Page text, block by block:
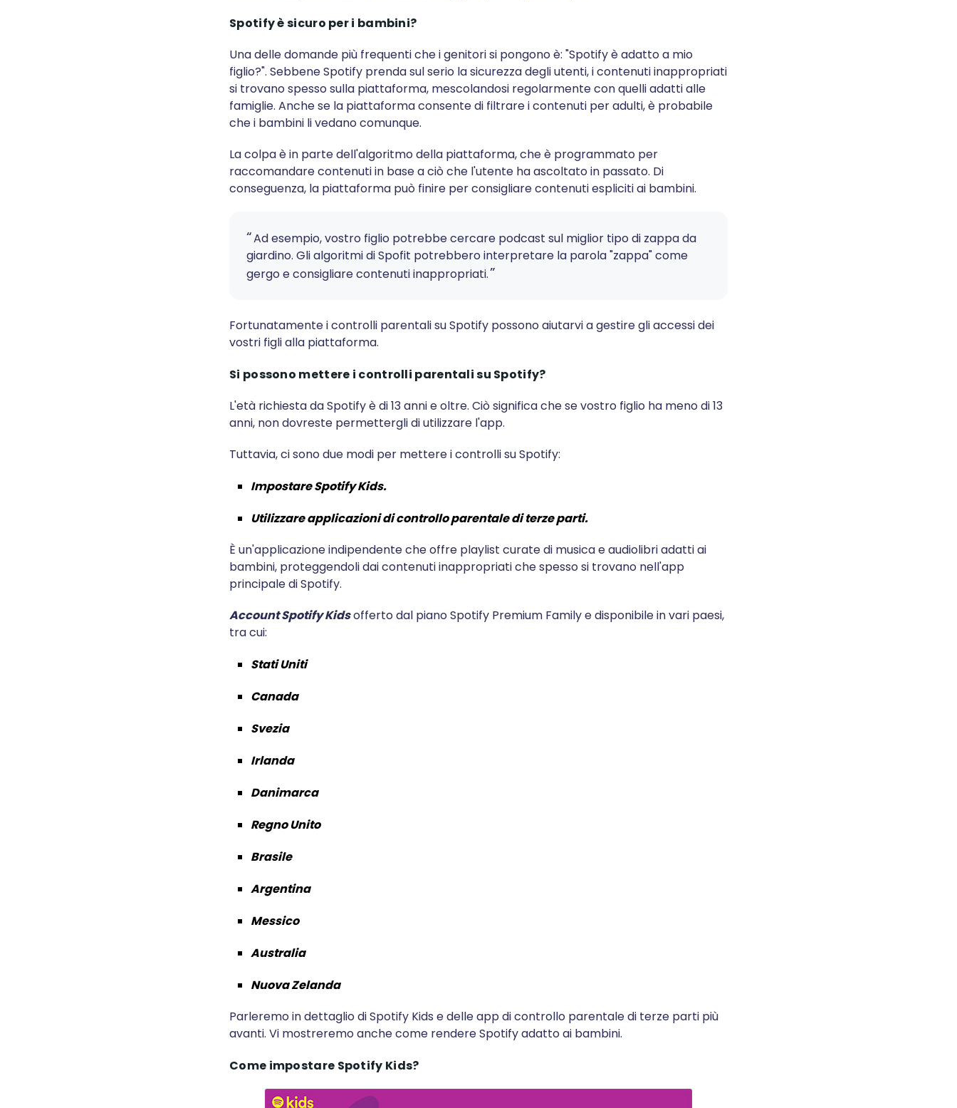
Spotify è sicuro per i bambini?
Una delle domande più frequenti che i genitori si pongono è: "Spotify è adatto a mio
figlio?". Sebbene Spotify prenda sul serio la sicurezza degli utenti, i contenuti inappropriati
si trovano spesso sulla piattaforma, mescolandosi regolarmente con quelli adatti alle
famiglie. Anche se la piattaforma consente di filtrare i contenuti per adulti, è probabile
che i bambini li vedano comunque.
La colpa è in parte dell'algoritmo della piattaforma, che è programmato per
raccomandare contenuti in base a ciò che l'utente ha ascoltato in passato. Di
conseguenza, la piattaforma può finire per consigliare contenuti espliciti ai bambini.
Ad esempio, vostro figlio potrebbe cercare podcast sul miglior tipo di zappa da
giardino. Gli algoritmi di Spofit potrebbero interpretare la parola "zappa" come
gergo e consigliare contenuti inappropriati.
Fortunatamente i controlli parentali su Spotify possono aiutarvi a gestire gli accessi dei
vostri figli alla piattaforma.
Si possono mettere i controlli parentali su Spotify?
L'età richiesta da Spotify è di 13 anni e oltre. Ciò significa che se vostro figlio ha meno di 13
anni, non dovreste permettergli di utilizzare l'app.
Tuttavia, ci sono due modi per mettere i controlli su Spotify:
Impostare Spotify Kids.
Utilizzare applicazioni di controllo parentale di terze parti.
È un'applicazione indipendente che offre playlist curate di musica e audiolibri adatti ai
bambini, proteggendoli dai contenuti inappropriati che spesso si trovano nell'app
principale di Spotify.
Account Spotify Kidsofferto dal piano Spotify Premium Family e disponibile in vari paesi,
tra cui:
Stati Uniti
Canada
Svezia
Irlanda
Danimarca
Regno Unito
Brasile
Argentina
Messico
Australia
Nuova Zelanda
Parleremo in dettaglio di Spotify Kids e delle app di controllo parentale di terze parti più
avanti. Vi mostreremo anche come rendere Spotify adatto ai bambini.
Come impostare Spotify Kids?